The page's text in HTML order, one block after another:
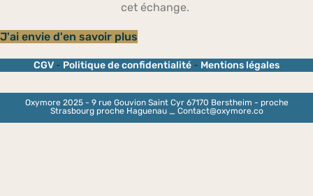
cet échange.
J'ai envie d'en savoir plus
CGV - Politique de confidentialité - Mentions légales
Oxymore 2025 - 9 rue Gouvion Saint Cyr 67170 Berstheim - proche
Strasbourg proche Haguenau _ Contact@oxymore.co